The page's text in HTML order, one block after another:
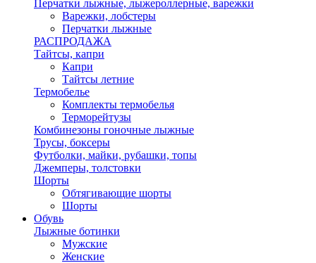
Перчатки лыжные, лыжероллерные, варежки
Варежки, лобстеры
Перчатки лыжные
РАСПРОДАЖА
Тайтсы, капри
Капри
Тайтсы летние
Термобелье
Комплекты термобелья
Терморейтузы
Комбинезоны гоночные лыжные
Трусы, боксеры
Футболки, майки, рубашки, топы
Джемперы, толстовки
Шорты
Обтягивающие шорты
Шорты
Обувь
Лыжные ботинки
Мужские
Женские